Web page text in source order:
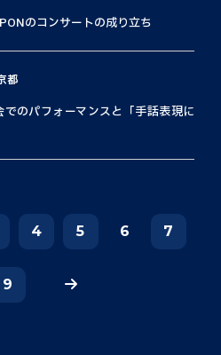
のコンサートの成り立ち
都
でのパフォーマンスと「手話表現に
4 5 6 7
9